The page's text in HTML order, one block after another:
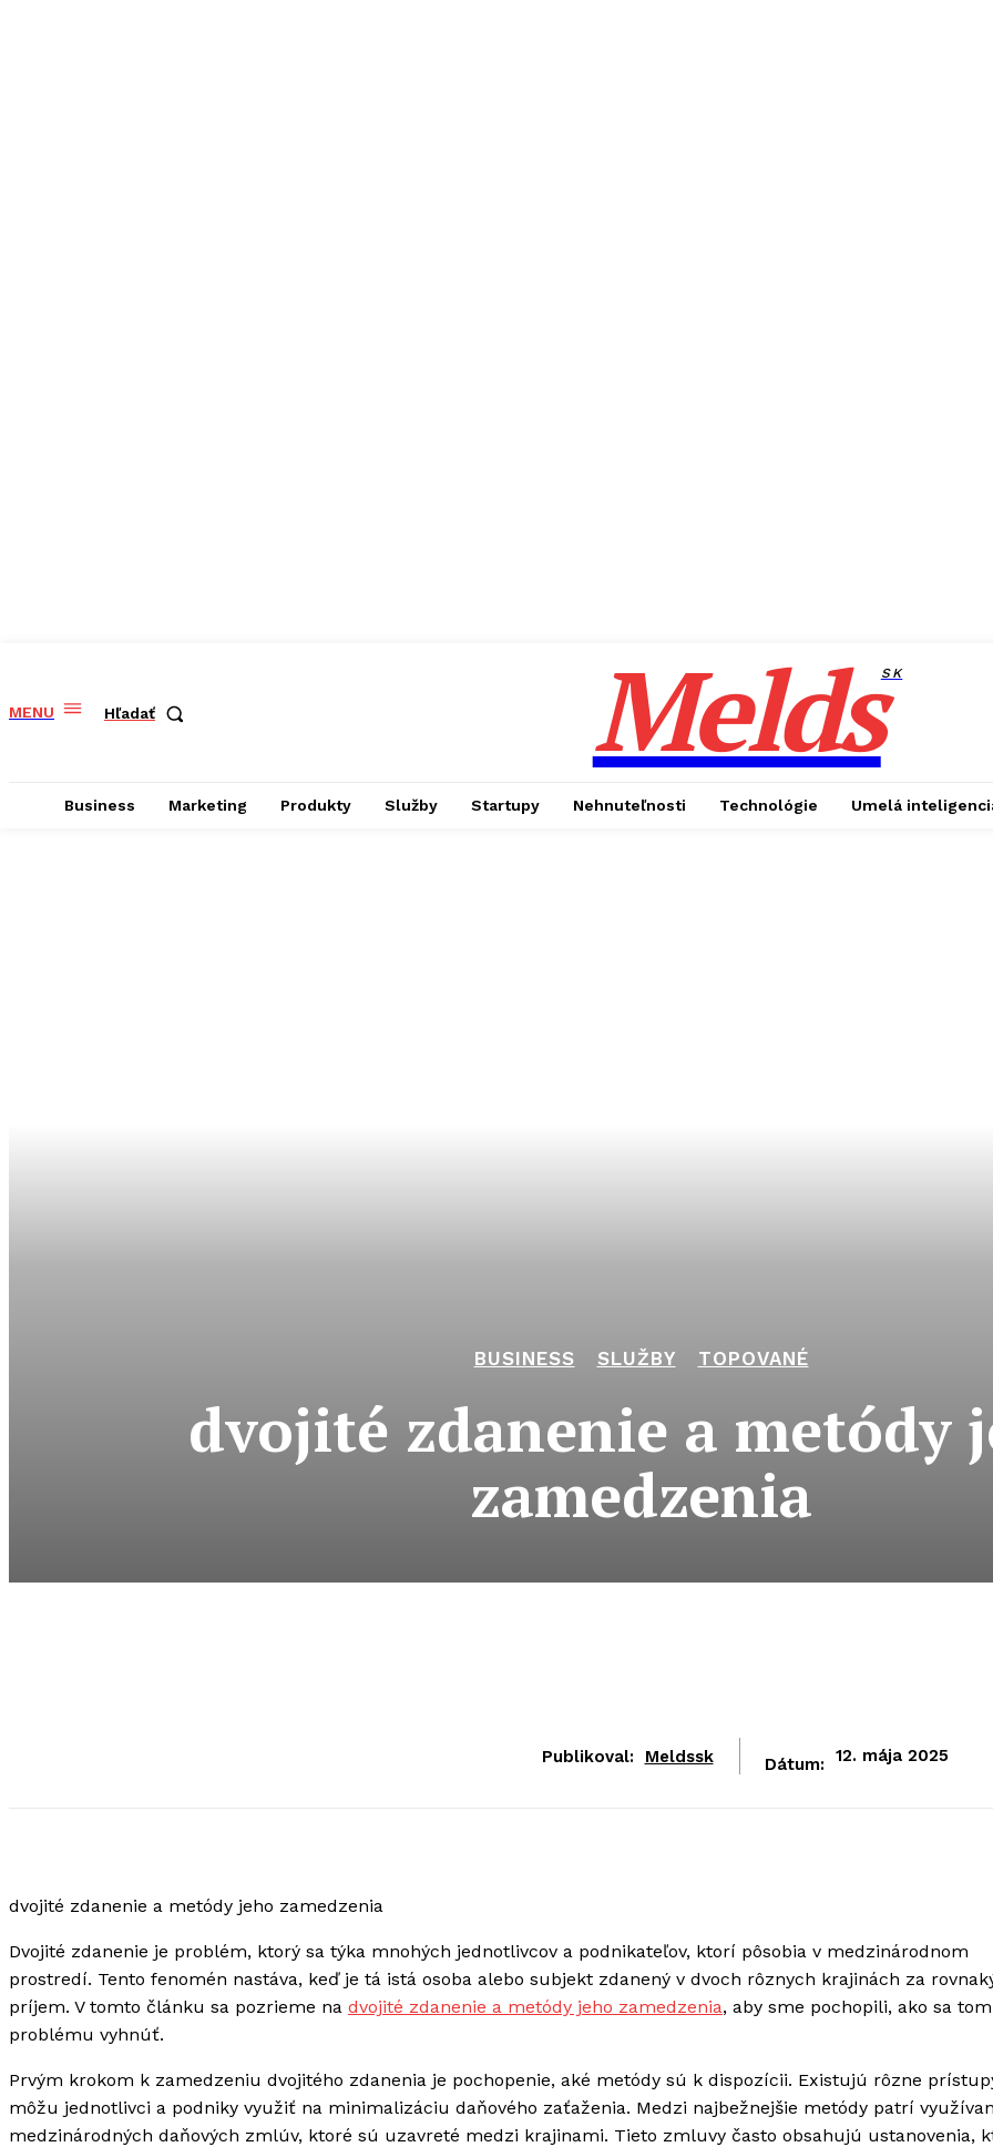
MENU Hľadať MeldsSK
Business Marketing Produkty Služby Startupy Nehnuteľnosti Technológie Umelá
BUSINESS SLUŽBY TOPOVANÉ
dvojité zdanenie a metódy
zamedzenia
Publikoval: Meldssk Dátum: 12. mája 2025
dvojité zdanenie a metódy jeho zamedzenia
Dvojité zdanenie je problém, ktorý sa týka mnohých jednotlivcov a podnikateľov, ktorí pôsobia v medzinárodnom
prostredí. Tento fenomén nastáva, keď je tá istá osoba alebo subjekt zdanený v dvoch rôznych krajinách za
príjem. V tomto článku sa pozrieme na dvojité zdanenie a metódy jeho zamedzenia, aby sme pochopili, ako sa
problému vyhnúť.
Prvým krokom k zamedzeniu dvojitého zdanenia je pochopenie, aké metódy sú k dispozícii. Existujú rôzne
môžu jednotlivci a podniky využiť na minimalizáciu daňového zaťaženia. Medzi najbežnejšie metódy patrí
medzinárodných daňových zmlúv, ktoré sú uzavreté medzi krajinami. Tieto zmluvy často obsahujú ustanovenia,